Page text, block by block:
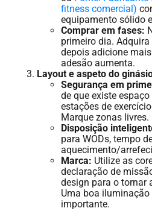
fitness comercial)
equipamento sólido
Comprar em fases:
primeiro dia.
depois adicione
adesão aumenta.
Layout e aspeto do
Segurança em
de que existe
estações de
Marque zonas livres.
Disposição
para WODs, tempo
aquecimento/
Marca: Utilize as
declaração de
design para o tornar
Uma boa
importante.